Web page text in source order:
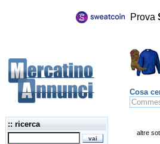
Prova
Cosa
:: ricerca
altre